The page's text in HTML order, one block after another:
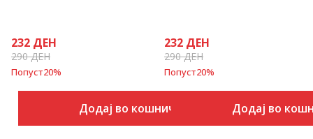
232 ДЕН
290ДЕН
Попуст20%
Додај во кошничка
232 ДЕН
290ДЕН
Попуст20%
Додај во